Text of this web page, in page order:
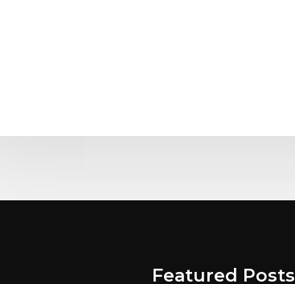
Featured Posts